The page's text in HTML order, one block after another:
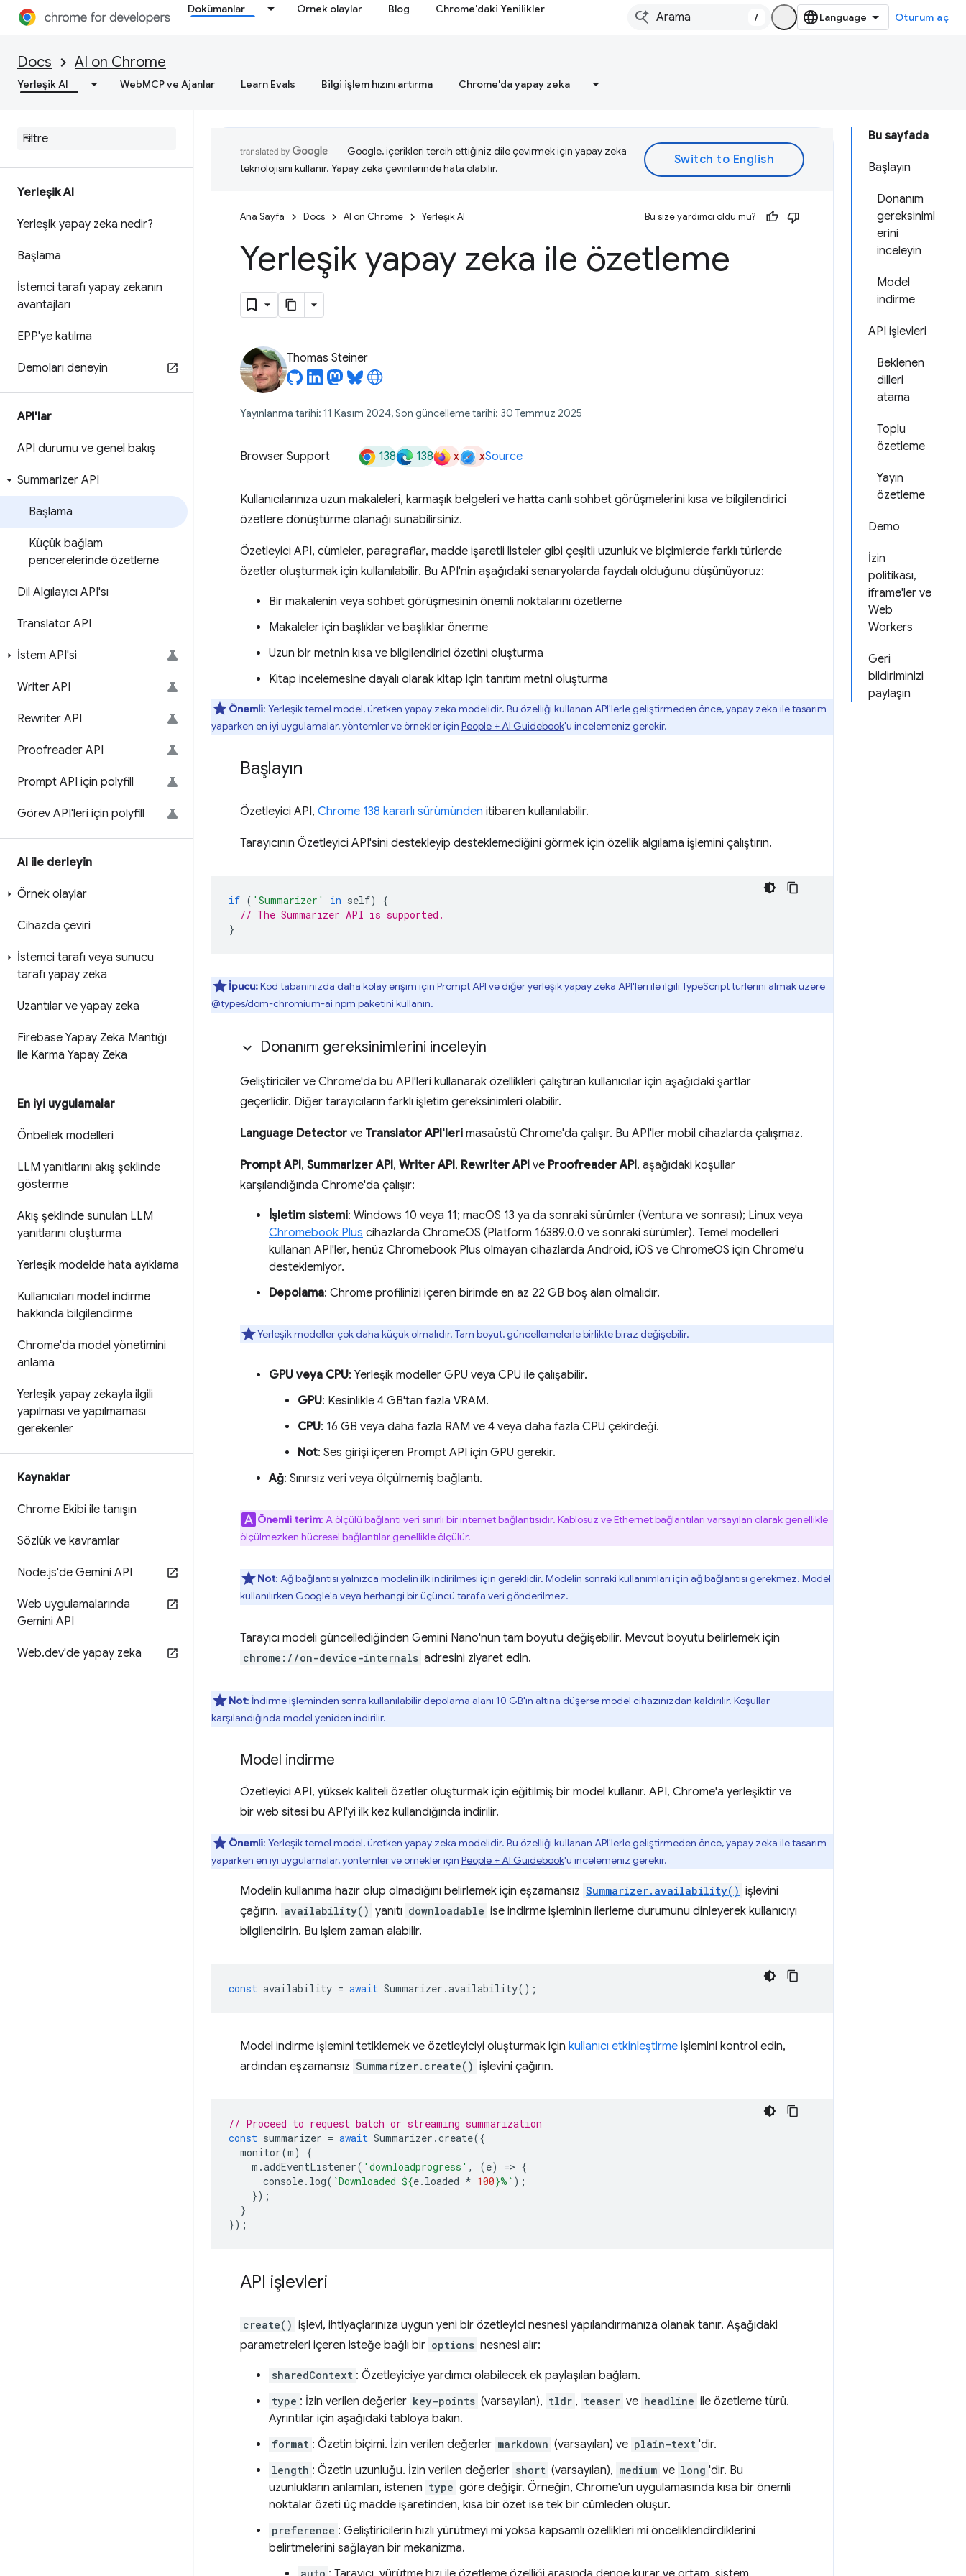
Dokümanlar Örnek olaylar Blog Chrome'daki Yenilikler
/ Oturum aç
Docs AI on Chrome
Yerleşik AI WebMCP ve Ajanlar Learn Evals Bilgi işlem hızını artırma Chrome'da yapay zeka
Yerleşik AI
Yerleşik yapay zeka nedir?
Başlama
İstemci tarafı yapay zekanın
avantajları
EPP'ye katılma
Demoları deneyin
API'lar
API durumu ve genel bakış
Summarizer API
Başlama
Küçük bağlam
pencerelerinde özetleme
Dil Algılayıcı API'sı
Translator API
İstem API'si
Writer API
Rewriter API
Proofreader API
Prompt API için polyfill
Görev API'leri için polyfill
AI ile derleyin
Örnek olaylar
Cihazda çeviri
İstemci tarafı veya sunucu
tarafı yapay zeka
Uzantılar ve yapay zeka
Firebase Yapay Zeka Mantığı
ile Karma Yapay Zeka
En iyi uygulamalar
Önbellek modelleri
LLM yanıtlarını akış şeklinde
gösterme
Akış şeklinde sunulan LLM
yanıtlarını oluşturma
Yerleşik modelde hata ayıklama
Kullanıcıları model indirme
hakkında bilgilendirme
Chrome'da model yönetimini
anlama
Yerleşik yapay zekayla ilgili
yapılması ve yapılmaması
gerekenler
Kaynaklar
Chrome Ekibi ile tanışın
Sözlük ve kavramlar
Node.js'de Gemini API
Web uygulamalarında
Gemini API
Web.dev'de yapay zeka
Bu sayfada
Başlayın
Donanım
gereksiniml
erini
inceleyin
Model
indirme
API işlevleri
Beklenen
dilleri
atama
Toplu
özetleme
Yayın
özetleme
Demo
İzin
politikası,
iframe'ler ve
Web
Workers
Geri
bildiriminizi
paylaşın
Google, içerikleri tercih ettiğiniz dile çevirmek için yapay zeka
teknolojisini kullanır. Yapay zeka çevirilerinde hata olabilir.
Ana Sayfa Docs AI on Chrome Yerleşik AI Bu size yardımcı oldu mu?
Yerleşik yapay zeka ile özetleme
Thomas Steiner
Yayınlanma tarihi: 11 Kasım 2024, Son güncelleme tarihi: 30 Temmuz 2025
Browser Support 138 138 x xSource
Kullanıcılarınıza uzun makaleleri, karmaşık belgeleri ve hatta canlı sohbet görüşmelerini kısa ve bilgilendirici
özetlere dönüştürme olanağı sunabilirsiniz.
Özetleyici API, cümleler, paragraflar, madde işaretli listeler gibi çeşitli uzunluk ve biçimlerde farklı türlerde
özetler oluşturmak için kullanılabilir. Bu API'nin aşağıdaki senaryolarda faydalı olduğunu düşünüyoruz:
Bir makalenin veya sohbet görüşmesinin önemli noktalarını özetleme
Makaleler için başlıklar ve başlıklar önerme
Uzun bir metnin kısa ve bilgilendirici özetini oluşturma
Kitap incelemesine dayalı olarak kitap için tanıtım metni oluşturma
Önemli: Yerleşik temel model, üretken yapay zeka modelidir. Bu özelliği kullanan API'lerle geliştirmeden önce, yapay zeka ile tasarım
yaparken en iyi uygulamalar, yöntemler ve örnekler için People + AI Guidebook'u incelemeniz gerekir.
Başlayın
Özetleyici API, Chrome 138 kararlı sürümünden itibaren kullanılabilir.
Tarayıcının Özetleyici API'sini destekleyip desteklemediğini görmek için özellik algılama işlemini çalıştırın.
if ( 'Summarizer' in self)
{
// The Summarizer API is supported.
}
İpucu:Kod tabanınızda daha kolay erişim için Prompt API ve diğer yerleşik yapay zeka API'leri ile ilgili TypeScript türlerini almak üzere
@types/dom-chromium-ai npm paketini kullanın.
Donanım gereksinimlerini inceleyin
Geliştiriciler ve Chrome'da bu API'leri kullanarak özellikleri çalıştıran kullanıcılar için aşağıdaki şartlar
geçerlidir. Diğer tarayıcıların farklı işletim gereksinimleri olabilir.
Language Detector ve Translator API'leri masaüstü Chrome'da çalışır. Bu API'ler mobil cihazlarda çalışmaz.
Prompt API, Summarizer API, Writer API, Rewriter API ve Proofreader API, aşağıdaki koşullar
karşılandığında Chrome'da çalışır:
İşletim sistemi: Windows 10 veya 11; macOS 13 ya da sonraki sürümler (Ventura ve sonrası); Linux veya
Chromebook Plus cihazlarda ChromeOS (Platform 16389.0.0 ve sonraki sürümler). Temel modelleri
kullanan API'ler, henüz Chromebook Plus olmayan cihazlarda Android, iOS ve ChromeOS için Chrome'u
desteklemiyor.
Depolama: Chrome profilinizi içeren birimde en az 22 GB boş alan olmalıdır.
Yerleşik modeller çok daha küçük olmalıdır. Tam boyut, güncellemelerle birlikte biraz değişebilir.
GPU veya CPU: Yerleşik modeller GPU veya CPU ile çalışabilir.
GPU: Kesinlikle 4 GB'tan fazla VRAM.
CPU: 16 GB veya daha fazla RAM ve 4 veya daha fazla CPU çekirdeği.
Not: Ses girişi içeren Prompt API için GPU gerekir.
Ağ: Sınırsız veri veya ölçülmemiş bağlantı.
Önemli terim: Aölçülü bağlantı veri sınırlı bir internet bağlantısıdır. Kablosuz ve Ethernet bağlantıları varsayılan olarak genellikle
ölçülmezken hücresel bağlantılar genellikle ölçülür.
Not: Ağ bağlantısı yalnızca modelin ilk indirilmesi için gereklidir. Modelin sonraki kullanımları için ağ bağlantısı gerekmez. Model
kullanılırken Google'a veya herhangi bir üçüncü tarafa veri gönderilmez.
Tarayıcı modeli güncellediğinden Gemini Nano'nun tam boyutu değişebilir. Mevcut boyutu belirlemek için
chrome://on-device-internals adresini ziyaret edin.
Not: İndirme işleminden sonra kullanılabilir depolama alanı 10 GB'ın altına düşerse model cihazınızdan kaldırılır. Koşullar
karşılandığında model yeniden indirilir.
Model indirme
Özetleyici API, yüksek kaliteli özetler oluşturmak için eğitilmiş bir model kullanır. API, Chrome'a yerleşiktir ve
bir web sitesi bu API'yi ilk kez kullandığında indirilir.
Önemli: Yerleşik temel model, üretken yapay zeka modelidir. Bu özelliği kullanan API'lerle geliştirmeden önce, yapay zeka ile tasarım
yaparken en iyi uygulamalar, yöntemler ve örnekler için People + AI Guidebook'u incelemeniz gerekir.
Modelin kullanıma hazır olup olmadığını belirlemek için eşzamansız Summarizer.availability() işlevini
çağırın. availability() yanıtı downloadable ise indirme işleminin ilerleme durumunu dinleyerek kullanıcıyı
bilgilendirin. Bu işlem zaman alabilir.
const availability = await Summarizer .availability();
Model indirme işlemini tetiklemek ve özetleyiciyi oluşturmak için kullanıcı etkinleştirme işlemini kontrol edin,
ardından eşzamansız Summarizer.create() işlevini çağırın.
// Proceed to request batch or streaming summarization
const summarizer = await Summarizer .create({
monitor(m)
{
m .addEventListener( 'downloadprogress' , (e) => {
console. log( `Downloaded ${e. loaded * 100}%` );
});
}
});
API işlevleri
create() işlevi, ihtiyaçlarınıza uygun yeni bir özetleyici nesnesi yapılandırmanıza olanak tanır. Aşağıdaki
parametreleri içeren isteğe bağlı bir options nesnesi alır:
sharedContext : Özetleyiciye yardımcı olabilecek ek paylaşılan bağlam.
type : İzin verilen değerler key-points (varsayılan), tldr , teaser ve headline ile özetleme türü.
Ayrıntılar için aşağıdaki tabloya bakın.
format : Özetin biçimi. İzin verilen değerler markdown (varsayılan) ve plain-text 'dir.
length : Özetin uzunluğu. İzin verilen değerler short (varsayılan), medium ve long 'dir. Bu
uzunlukların anlamları, istenen type göre değişir. Örneğin, Chrome'un uygulamasında kısa bir önemli
noktalar özeti üç madde işaretinden, kısa bir özet ise tek bir cümleden oluşur.
preference : Geliştiricilerin hızlı yürütmeyi mi yoksa kapsamlı özellikleri mi önceliklendirdiklerini
belirtmelerini sağlayan bir mekanizma.